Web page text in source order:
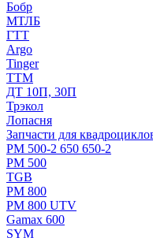
Бобр
МТЛБ
ГТТ
Argo
Tinger
ТТМ
ДТ 10П, 30П
Трэкол
Лопасня
Запчасти для
РМ 500-2 650 650-2
РМ 500
TGB
РМ 800
РМ 800 UTV
Gamax 600
SYM